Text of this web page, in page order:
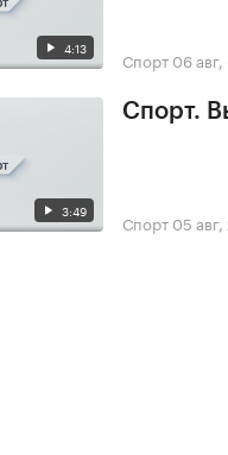
4:13 Спорт 06
3:49
Спорт.
Спорт 05